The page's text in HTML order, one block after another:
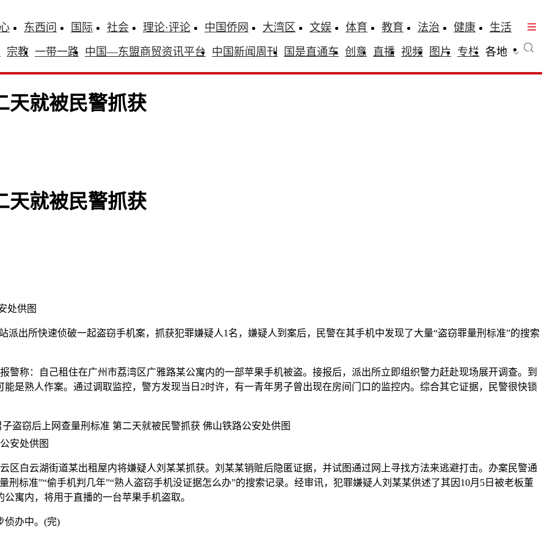
东西问 国际 社会 理论·评论 中国侨网 大湾区 文娱 体育 教育 法治 健康
生活
宗教 一带一路 中国—东盟商贸资讯平台 中国新闻周刊 国是直通车 创意 直播 视频 图片 专栏 各地
天就被民警抓获
天就被民警抓获
处供图
派出所快速侦破一起盗窃手机案，抓获犯罪嫌疑人1名，嫌疑人到案后，民警在其手机中发现了大量“盗窃罪量刑标准”的搜索
称：自己租住在广州市荔湾区广雅路某公寓内的一部苹果手机被盗。接报后，派出所立即组织警力赶赴现场展开调查。到
是熟人作案。通过调取监控，警方发现当日2时许，有一青年男子曾出现在房间门口的监控内。综合其它证据，民警很快锁
安处供图
云湖街道某出租屋内将嫌疑人刘某某抓获。刘某某销赃后隐匿证据，并试图通过网上寻找方法来逃避打击。办案民警通
标准”“偷手机判几年”“熟人盗窃手机没证据怎么办”的搜索记录。经审讯，犯罪嫌疑人刘某某供述了其因10月5日被老板董
寓内，将用于直播的一台苹果手机盗取。
办中。(完)